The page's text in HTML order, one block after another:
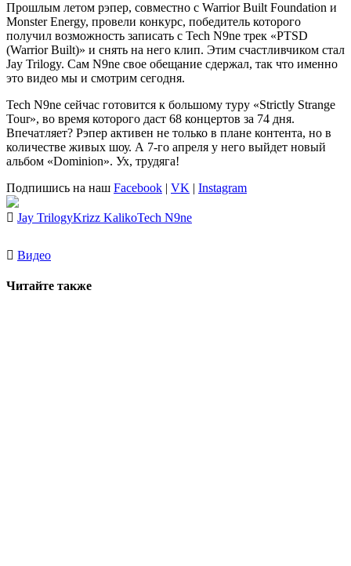
Прошлым летом рэпер, совместно с Warrior Built Foundation и
Monster Energy, провели конкурс, победитель которого
получил возможность записать с Tech N9ne трек «PTSD
(Warrior Built)» и снять на него клип. Этим счастливчиком стал
Jay Trilogy. Сам N9ne свое обещание сдержал, так что именно
это видео мы и смотрим сегодня.
Tech N9ne сейчас готовится к большому туру «Strictly Strange
Tour», во время которого даст 68 концертов за 74 дня.
Впечатляет? Рэпер активен не только в плане контента, но в
количестве живых шоу. А 7-го апреля у него выйдет новый
альбом «Dominion». Ух, трудяга!
Подпишись на наш Facebook | VK | Instagram
Jay TrilogyKrizz KalikoTech N9ne
Видео
Читайте также